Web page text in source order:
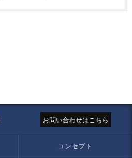
お問い合わせはこちら
コンセプト